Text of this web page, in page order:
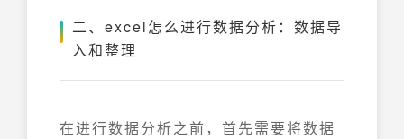
二、excel怎么进行数据分析：数据导
入和整理
在进行数据分析之前，首先需要将数据